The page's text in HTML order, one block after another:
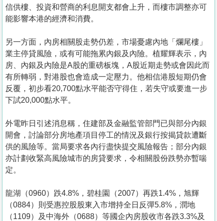
信供樓、投資和營商的利息開支都會上升，而樓市調整亦可
能影響本港的經濟和消費。
另一方面，內房相關股走勢仍差，市場憂慮內地「爛尾樓」
業主停貸風險，或有可能拖累內銀及內險。植耀輝表示，內
房、內銀及內險是A股的重磅板塊，A股近期走勢或會因此而
有所轉弱，對港股也會造成一定壓力。他相信港股短期仍會
反覆，初步看20,700點水平能否守得住，若失守或要進一步
下試20,000點水平。
外電昨日引述消息稱，住建部及金融監管部門已與部分內銀
開會，討論部分房地產項目停工的情況及銀行按揭貸款遭斷
供的風險等。當局要求各內行盡快提交風險報告；部分內銀
亦計劃收緊高風險城市的房貸要求，令相關股份跌勢亦暫喘
定。
龍湖（0960）跌4.8%，碧桂園（2007）再跌1.4%，旭輝
（0884）則受惠控股股東入市增持全日反彈5.8%，潤地
（1109）及中海外（0688）等國企內房股收市各跌3.3%及